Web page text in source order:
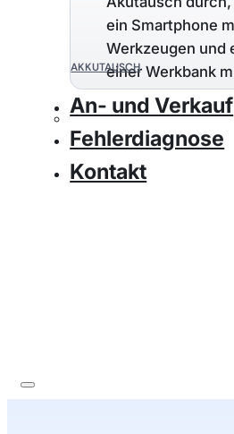
AKKUTAUSCH
An- und Verkauf
Fehlerdiagnose
Kontakt